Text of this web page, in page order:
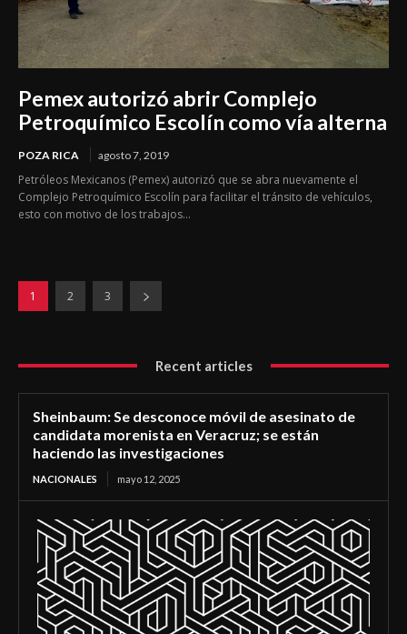
Pemex autorizó abrir Complejo
Petroquímico Escolín como vía alterna
POZA RICA agosto 7, 2019
Petróleos Mexicanos (Pemex) autorizó que se abra nuevamente el
Complejo Petroquímico Escolín para facilitar el tránsito de vehículos,
esto con motivo de los trabajos...
1 2 3
Recent articles
Sheinbaum: Se desconoce móvil de asesinato de
candidata morenista en Veracruz; se están
haciendo las investigaciones
NACIONALES mayo 12, 2025